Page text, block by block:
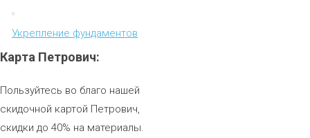
Укрепление фундаментов
Карта Петрович:
Пользуйтесь во благо нашей
скидочной картой Петрович,
скидки до 40% на материалы.